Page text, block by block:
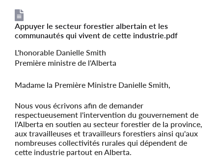
File
File
Appuyer le secteur forestier albertain et les
communautés qui vivent de cette industrie.pdf
L'honorable Danielle Smith
Première ministre de l'Alberta
Madame la Première Ministre Danielle Smith,
Nous vous écrivons afin de demander
respectueusement l'intervention du gouvernement de
l'Alberta en soutien au secteur forestier de la province,
aux travailleuses et travailleurs forestiers ainsi qu'aux
nombreuses collectivités rurales qui dépendent de
cette industrie partout en Alberta.